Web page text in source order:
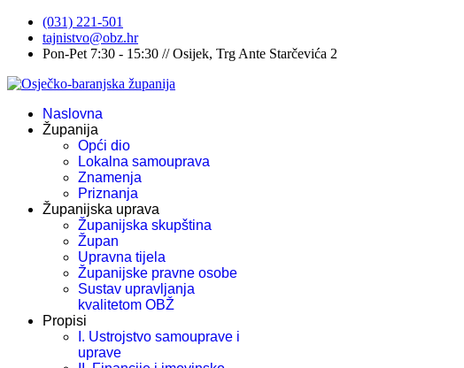
(031) 221-501
tajnistvo@obz.hr
Pon-Pet 7:30 - 15:30 // Osijek, Trg Ante Starčevića 2
Naslovna
Županija
Opći dio
Lokalna samouprava
Znamenja
Priznanja
Županijska uprava
Županijska skupština
Župan
Upravna tijela
Županijske pravne osobe
Sustav upravljanja
kvalitetom OBŽ
Propisi
I. Ustrojstvo samouprave i
uprave